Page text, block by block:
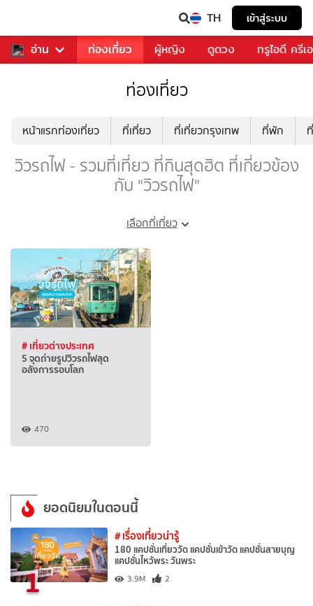
TH เข้าสู่ระบบ
อ่าน
ลง อาหาร ท่องเที่ยว ผู้หญิง ดูดวง ทรูไอดี ครีเ
ท่องเที่ยว
หน้าแรกท่องเที่ยว ที่เที่ยว ที่เที่ยวกรุงเทพ ที่พัก
วิวรถไฟ - รวมที่เที่ยว ที่กินสุดฮิต ที่เกี่ยวข้อง
กับ "วิวรถไฟ"
เลือกที่เที่ยว
# เที่ยวต่างประเทศ
5 จุดถ่ายรูปวิวรถไฟสุด
อลังการรอบโลก
470
ยอดนิยมในตอนนี้
1
# เรื่องเที่ยวน่ารู้
180 แคปชั่นเที่ยววัด แคปชั่นเข้าวัด แคปชั่นสายบุญ
แคปชั่นไหว้พระ วันพระ
3.9M 2